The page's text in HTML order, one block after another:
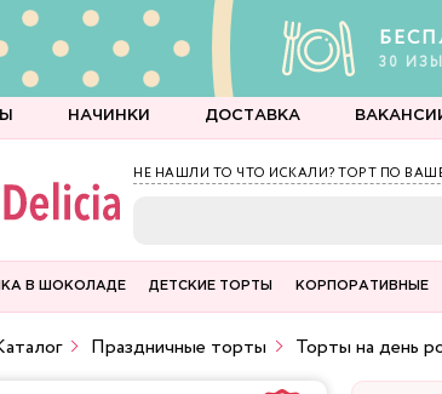
30
НАЧИНКИ ДОСТАВКА
НЕ НАШЛИ ТО ЧТО ИСКАЛИ? ТОРТ ПО
В ШОКОЛАДЕ ДЕТСКИЕ ТОРТЫ КОРПОРАТИВНЫЕ
Праздничные торты Торты на день